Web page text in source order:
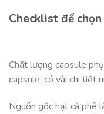
Checklist để
Chất lượng capsule
capsule, có vài chi tiết
Nguồn gốc hạt cà phê